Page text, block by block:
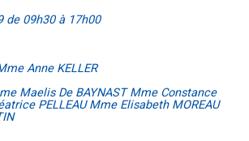
de 09h30 à 17h00
Anne KELLER
Maelis De BAYNAST Mme Constance
PELLEAU Mme Elisabeth MOREAU